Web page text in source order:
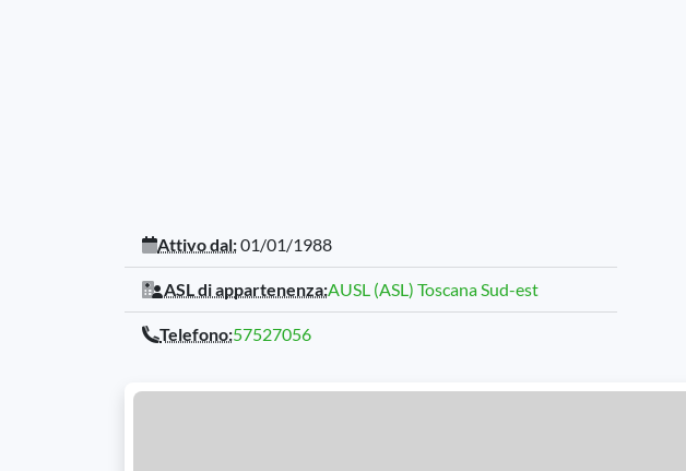
Attivo dal:01/01/1988
ASL di appartenenza:AUSL (ASL) Toscana Sud-est
Telefono:57527056